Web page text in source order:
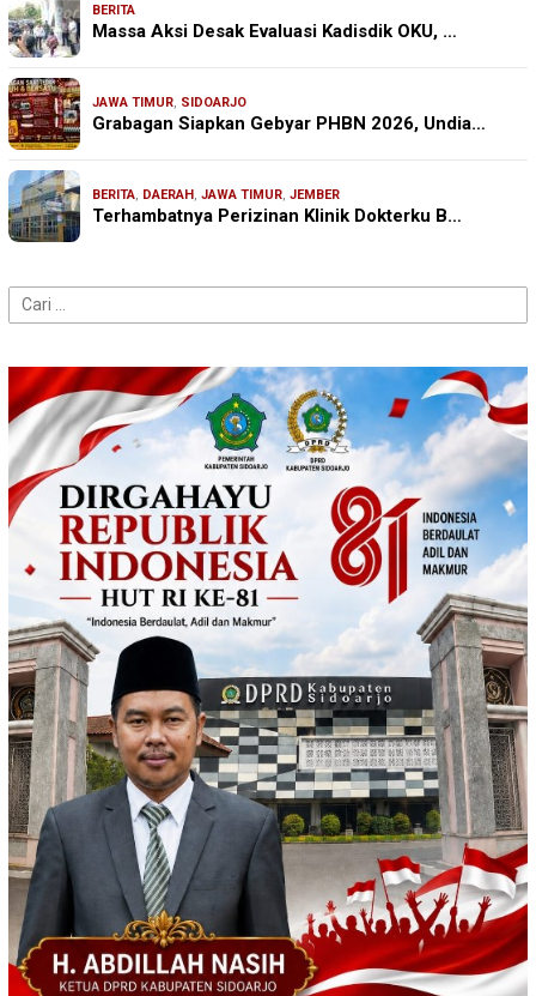
BERITA
Massa Aksi Desak Evaluasi Kadisdik OKU, …
JAWA TIMUR, SIDOARJO
Grabagan Siapkan Gebyar PHBN 2026, Undia…
BERITA, DAERAH, JAWA TIMUR, JEMBER
Terhambatnya Perizinan Klinik Dokterku B…
Cari
untuk: